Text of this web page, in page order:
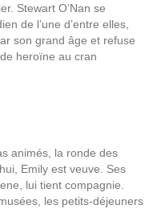
Stewart O’Nan se
de l’une d’entre elles,
son grand âge et refuse
heroïne au cran
animés, la ronde des
Emily est veuve. Ses
lui tient compagnie.
les petits-déjeuners